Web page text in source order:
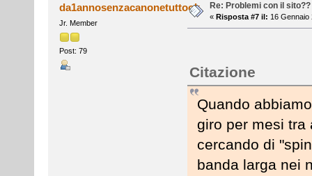
da1annosenzacanonetuttook
Jr. Member
Post: 79
Re: Problemi con il sito??
« Risposta #7 il: 16 Gennaio
Citazione
Quando
giro per mesi tra
cercando di
banda larga nei